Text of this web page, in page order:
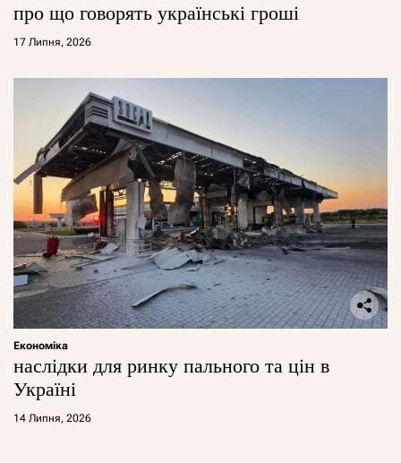
про що говорять українські гроші
17 Липня, 2026
Економіка
наслідки для ринку пального та цін в
Україні
14 Липня, 2026